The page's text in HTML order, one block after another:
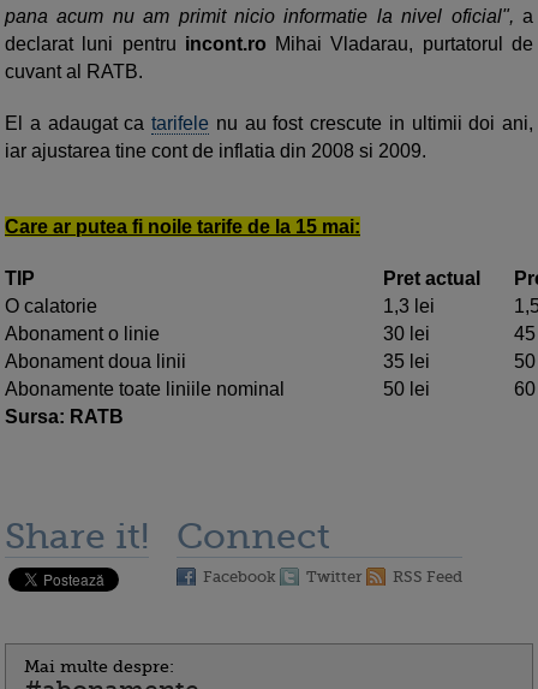
pana acum nu am primit nicio informatie la nivel oficial", a
declarat luni pentru incont.ro Mihai Vladarau, purtatorul de
cuvant al RATB.
El a adaugat ca tarifele nu au fost crescute in ultimii doi ani,
iar ajustarea tine cont de inflatia din 2008 si 2009.
Care ar putea fi noile tarife de la 15 mai:
TIP Pret actual
O calatorie
1,3 lei
Abonament o linie
30 lei
Abonament doua linii
35 lei
Abonamente toate liniile nominal
50 lei
Sursa: RATB
Share it! Connect
Facebook Twitter RSS Feed
Mai multe despre: